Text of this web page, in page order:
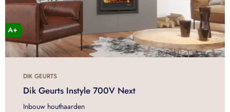
DIK GEURTS
Dik Geurts Instyle 700V Next
Inbouw houthaarden